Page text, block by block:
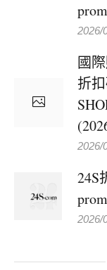
2026/
國
折
2026/
24S
2026/